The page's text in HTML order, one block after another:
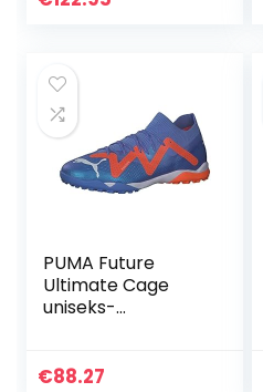
PUMA Future
Ultimate Cage
uniseks-
€88.27